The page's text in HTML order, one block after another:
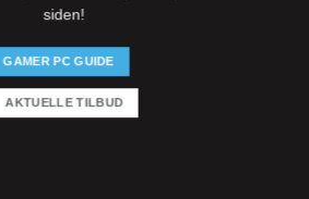
siden!
GAMER PC GUIDE
AKTUELLE TILBUD